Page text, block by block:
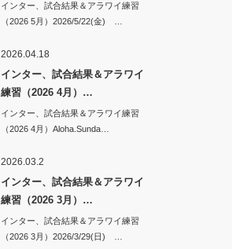
インター、試合結果＆アラワイ練習
（2026 5月）2026/5/22(金) …
2026.04.18
インター、試合結果＆アラワイ
練習（2026 4月）…
インター、試合結果＆アラワイ練習
（2026 4月）Aloha.Sunda…
2026.03.2
インター、試合結果＆アラワイ
練習（2026 3月）…
インター、試合結果＆アラワイ練習
（2026 3月）2026/3/29(日) …